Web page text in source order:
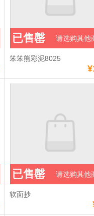
笨笨熊彩泥8025
已售罄 请选购其他
软面抄
已售罄 请选购其他